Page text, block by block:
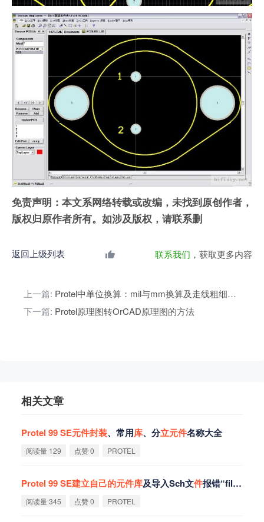
免责声明：本文系网络转载或改编，未找到原创作者，
版权归原作者所有。如涉及版权，请联系删
返回上级列表 联系我们 ，获取更多内容
上一篇:
Protel中单位换算：mil与mm换算及走线粗细设置
下一篇: Protel原理图转OrCAD原理图的方法
相关文章
Protel 99SE元件封装、常用库、分立元件名称大全
阅读量 129 点赞 0 PROTEL
Protel 99SE建立自己的元件库及导入Sch文件报错“file is not recognized”
阅读量 345 点赞 0 PROTEL